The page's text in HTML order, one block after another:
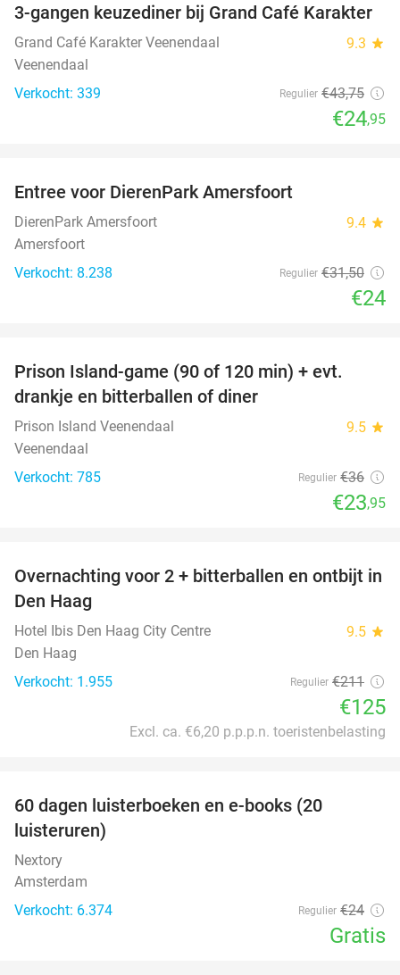
43%
3-gangen keuzediner bij Grand Café Karakter
Grand Café Karakter Veenendaal 9.3 star
Veenendaal
Verkocht: 339
Regulier €43,75
€24,95
Entree voor DierenPark Amersfoort
DierenPark Amersfoort 9.4 star
Amersfoort
Verkocht: 8.238
Regulier €31,50
€24
Prison Island-game (90 of 120 min) + evt.
drankje en bitterballen of diner
Prison Island Veenendaal 9.5 star
Veenendaal
Verkocht: 785
Regulier €36
€23,95
41%
Overnachting voor 2 + bitterballen en ontbijt in
Den Haag
Hotel Ibis Den Haag City Centre 9.5 star
Den Haag
Verkocht: 1.955
Regulier €211
€125
Excl. ca. €6,20 p.p.p.n. toeristenbelasting
60 dagen luisterboeken en e-books (20
luisteruren)
Nextory
Amsterdam
Verkocht: 6.374
Regulier €24
Gratis